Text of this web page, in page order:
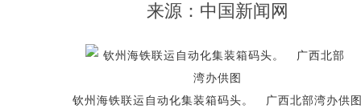
来源：中国新闻网
钦州海铁联运自动化集装箱码头。 广西北部湾办供